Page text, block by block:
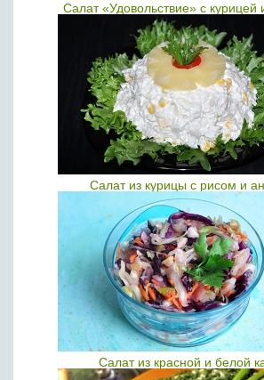
Салат «Удовольствие» с курицей
Салат из курицы с рисом и
Салат из красной и белой